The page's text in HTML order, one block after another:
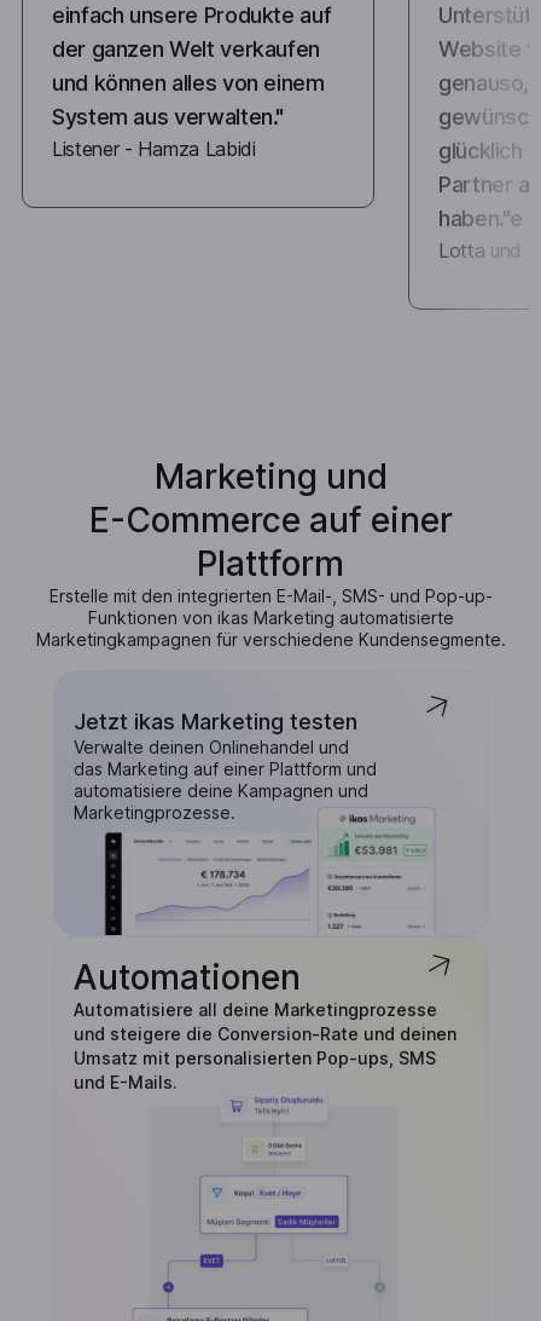
einfach unsere Produkte auf
der ganzen Welt verkaufen
und können alles von einem
System aus verwalten."
Listener - Hamza Labidi
Website
genauso,
glücklich
Partner
haben."e
Lotta und
Marketing und
E-Commerce auf einer
Plattform
Erstelle mit den integrierten E-Mail-, SMS- und Pop-up-
Funktionen von ikas Marketing automatisierte
Marketingkampagnen für verschiedene Kundensegmente.
Jetzt ikas Marketing testen
Verwalte deinen Onlinehandel und
das Marketing auf einer Plattform und
automatisiere deine Kampagnen und
Marketingprozesse.
Automationen
Automatisiere all deine Marketingprozesse
und steigere die Conversion-Rate und deinen
Umsatz mit personalisierten Pop-ups, SMS
und E-Mails.